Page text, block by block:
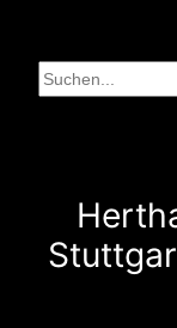
Inhalt
springen
Suchen